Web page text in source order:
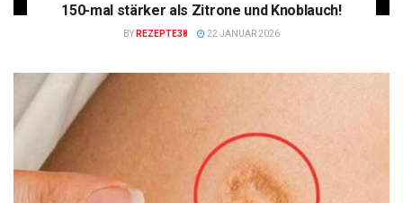
150-mal stärker als Zitrone und Knoblauch!
BY REZEPTE38 22 JANUAR 2026